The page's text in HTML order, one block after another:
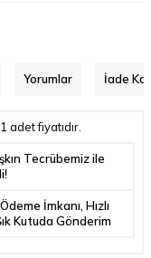
Yorumlar İade
adet fiyatıdır.
Tecrübemiz ile
İmkanı, Hızlı
Kutuda Gönderim